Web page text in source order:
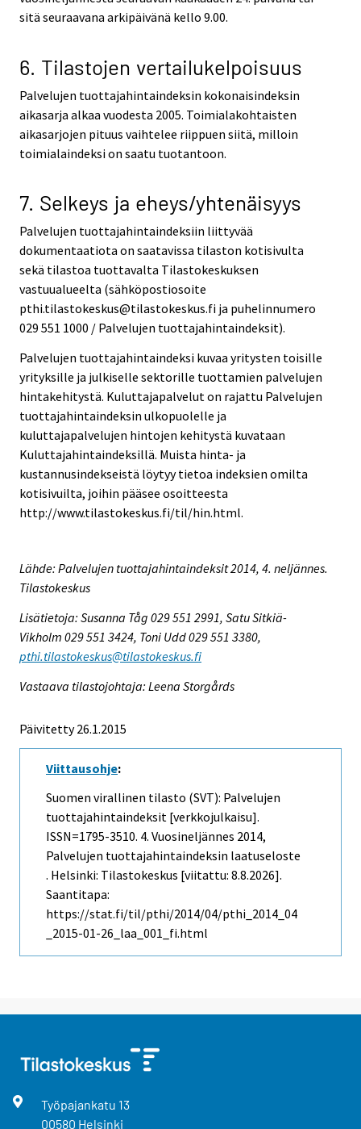
sitä seuraavana arkipäivänä kello 9.00.
6. Tilastojen vertailukelpoisuus
Palvelujen tuottajahintaindeksin kokonaisindeksin
aikasarja alkaa vuodesta 2005. Toimialakohtaisten
aikasarjojen pituus vaihtelee riippuen siitä, milloin
toimialaindeksi on saatu tuotantoon.
7. Selkeys ja eheys/yhtenäisyys
Palvelujen tuottajahintaindeksiin liittyvää
dokumentaatiota on saatavissa tilaston kotisivulta
sekä tilastoa tuottavalta Tilastokeskuksen
vastuualueelta (sähköpostiosoite
pthi.tilastokeskus@tilastokeskus.fi ja puhelinnumero
029 551 1000 / Palvelujen tuottajahintaindeksit).
Palvelujen tuottajahintaindeksi kuvaa yritysten toisille
yrityksille ja julkiselle sektorille tuottamien palvelujen
hintakehitystä. Kuluttajapalvelut on rajattu Palvelujen
tuottajahintaindeksin ulkopuolelle ja
kuluttajapalvelujen hintojen kehitystä kuvataan
Kuluttajahintaindeksillä. Muista hinta- ja
kustannusindekseistä löytyy tietoa indeksien omilta
kotisivuilta, joihin pääsee osoitteesta
http://www.tilastokeskus.fi/til/hin.html.
Lähde: Palvelujen tuottajahintaindeksit 2014, 4. neljännes.
Tilastokeskus
Lisätietoja: Susanna Tåg 029 551 2991, Satu Sitkiä-
Vikholm 029 551 3424, Toni Udd 029 551 3380,
pthi.tilastokeskus@tilastokeskus.fi
Vastaava tilastojohtaja: Leena Storgårds
Päivitetty 26.1.2015
Viittausohje:
Suomen virallinen tilasto (SVT): Palvelujen
tuottajahintaindeksit [verkkojulkaisu].
ISSN=1795-3510. 4. Vuosineljännes 2014,
Palvelujen tuottajahintaindeksin laatuseloste
. Helsinki: Tilastokeskus [viitattu: 8.8.2026].
Saantitapa:
https://stat.fi/til/pthi/2014/04/pthi_2014_04
_2015-01-26_laa_001_fi.html
Työpajankatu 13
00580 Helsinki